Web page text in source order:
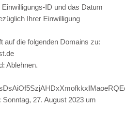
ID und das Datum
Ihrer Einwilligung
auf die folgenden Domains zu:
Ablehnen.
Sonntag, 27. August 2023 um